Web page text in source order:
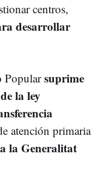
centros,
desarrollar
Popularsuprime
la ley
atención primaria
la Generalitat